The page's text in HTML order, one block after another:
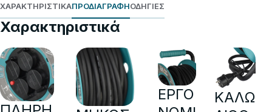
ΧΑΡΑΚΤΗΡΙΣΤΙΚΆΠΡΟΔΙΑΓΡΑΦΉΟΔΗΓΊΕΣ
Χαρακτηριστικά
ΕΡΓΟ
ΚΑΛΩ